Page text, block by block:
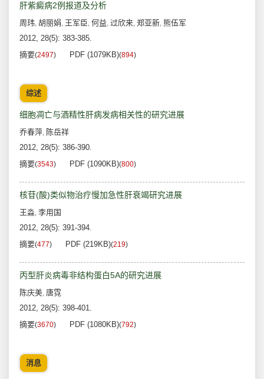
肝紫癜病2例报道及分析
周玮, 胡丽娟, 王军臣, 何益, 过欣来, 郑亚新, 熊伍军
2012, 28(5): 383-385.
摘要(2497) PDF (1079KB)(894)
综述
细胞凋亡与酒精性肝病发病相关性的研究进展
乔春萍, 陈岳祥
2012, 28(5): 386-390.
摘要(3543) PDF (1090KB)(800)
核苷(酸)类似物治疗慢加急性肝衰竭研究进展
王淼, 李用国
2012, 28(5): 391-394.
摘要(477) PDF (219KB)(219)
丙型肝炎病毒非结构蛋白5A的研究进展
陈庆美, 唐霓
2012, 28(5): 398-401.
摘要(3670) PDF (1080KB)(792)
消息